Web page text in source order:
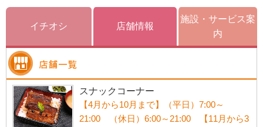
イチオシ 店舗情報
施設・サービス案
内
スナックコーナー
【4月から10月まで】（平日）7:00～
21:00 （休日）6:00～21:00 【11月から3